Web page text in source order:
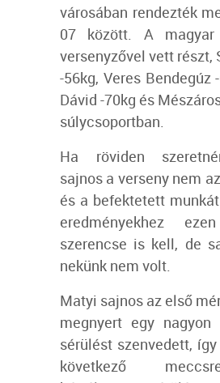
városában rendezték
07 között. A
versenyzővel vett részt,
-56kg, Veres Bendegúz
Dávid -70kg és
súlycsoportban.
Ha röviden
sajnos a verseny nem
és a befektetett
eredményekhez
szerencse is kell, de
nekünk nem volt.
Matyi sajnos az első
megnyert egy nagyon
sérülést szenvedett,
következő